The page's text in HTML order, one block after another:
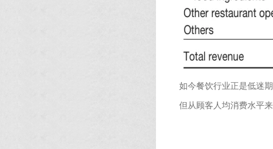
如今餐饮行业正是低迷
但从顾客人均消费水平